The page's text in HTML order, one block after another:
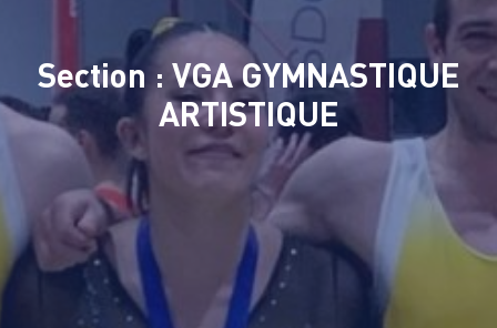
Section : VGA GYMNASTIQUE
ARTISTIQUE